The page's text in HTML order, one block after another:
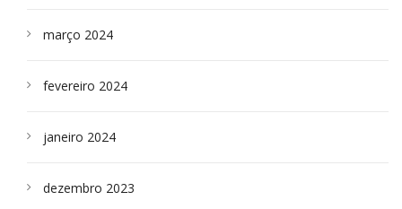
março 2024
fevereiro 2024
janeiro 2024
dezembro 2023